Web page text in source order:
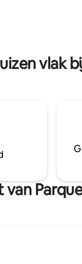
attention
vlak